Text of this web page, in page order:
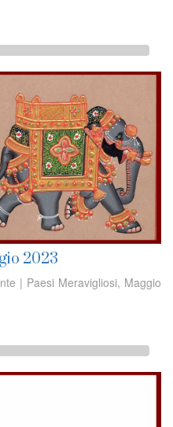
2023
| Paesi Meravigliosi, Maggio